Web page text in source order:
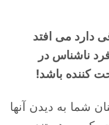
دارد می افتد
ناشناس در
کننده باشد!
شما به دیدن آنها